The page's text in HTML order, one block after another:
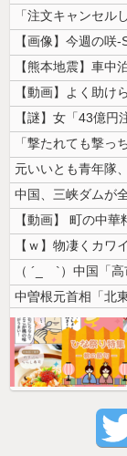
【画像】今週の咲
元いいとも青年隊
中国、三峡ダムが
【動画】 町の中
【ｗ】物凄くカワ
中曽根元首相「北